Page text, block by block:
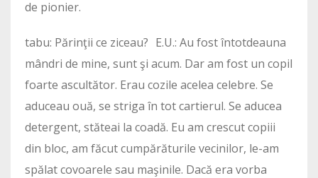
de pionier.
tabu: Părinţii ce ziceau? E.U.: Au fost întotdeauna
mândri de mine, sunt şi acum. Dar am fost un copil
foarte ascultător. Erau cozile acelea celebre. Se
aduceau ouă, se striga în tot cartierul. Se aducea
detergent, stăteai la coadă. Eu am crescut copiii
din bloc, am făcut cumpărăturile vecinilor, le-am
spălat covoarele sau maşinile. Dacă era vorba